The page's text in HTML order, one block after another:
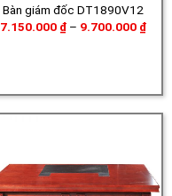
Bàn giám đốc DT1890V12
7.150.000 ₫ – 9.700.000 ₫
giá: